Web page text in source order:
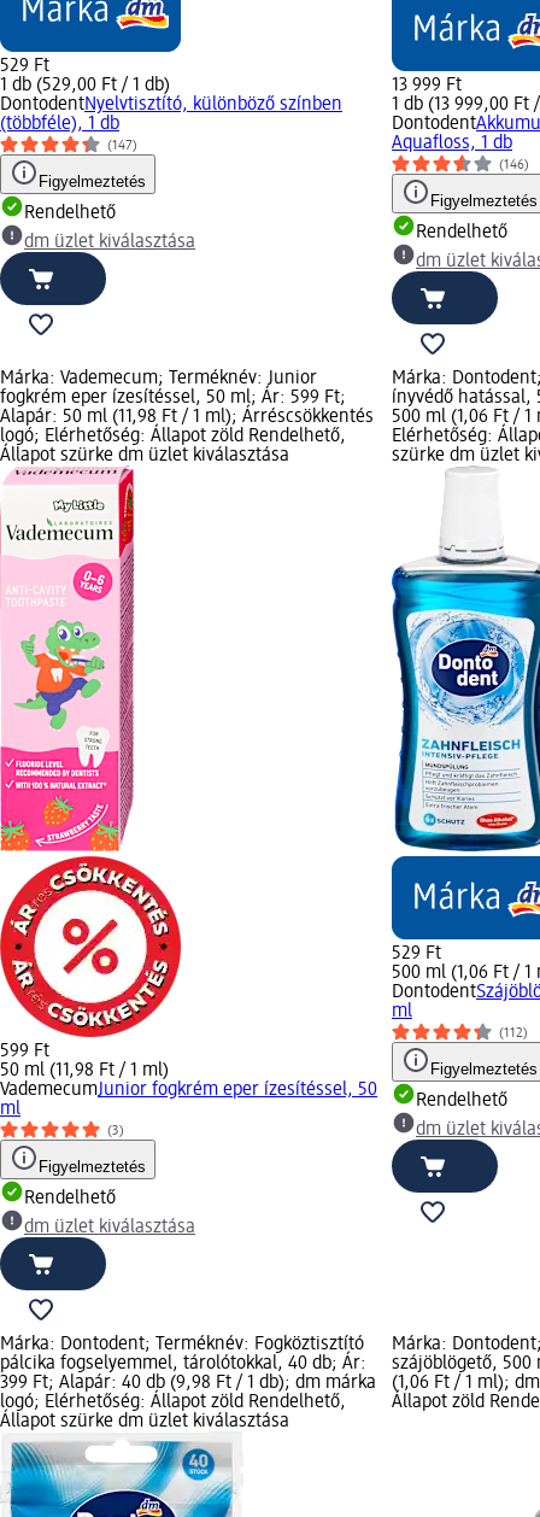
529 Ft
1 db (529,00 Ft / 1 db)
DontodentNyelvtisztító, különböző színben
(többféle), 1 db
(147)
Figyelmeztetés
Rendelhető
dm üzlet kiválasztása
13 999 Ft
1 db (13 999,00 Ft
Dontodent
Aquafloss, 1 db
(146)
Figyelmeztetés
Rendelhető
dm üzlet
Márka: Vademecum; Terméknév: Junior
fogkrém eper ízesítéssel, 50 ml; Ár: 599 Ft;
Alapár: 50 ml (11,98 Ft / 1 ml); Árréscsökkentés
logó; Elérhetőség: Állapot zöld Rendelhető,
Állapot szürke dm üzlet kiválasztása
599 Ft
50 ml (11,98 Ft / 1 ml)
VademecumJunior fogkrém eper ízesítéssel, 50
ml
(3)
Figyelmeztetés
Rendelhető
dm üzlet kiválasztása
Márka:
ínyvédő hatással,
500 ml (1,06 Ft /
Elérhetőség:
szürke dm üzlet
529 Ft
500 ml (1,06 Ft / 1
Dontodent
ml
(112)
Figyelmeztetés
Rendelhető
dm üzlet
Márka: Dontodent; Terméknév: Fogköztisztító
pálcika fogselyemmel, tárolótokkal, 40 db; Ár:
399 Ft; Alapár: 40 db (9,98 Ft / 1 db); dm márka
logó; Elérhetőség: Állapot zöld Rendelhető,
Állapot szürke dm üzlet kiválasztása
Márka:
szájöblögető, 500
(1,06 Ft / 1 ml);
Állapot zöld